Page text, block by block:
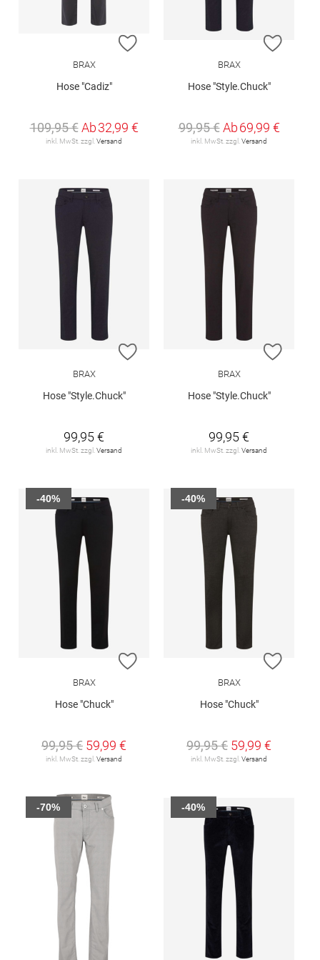
ZUR WUNSCHLISTE HINZUFÜGEN
BRAX
Hose "Cadiz"
109,95 € Ab32,99 €
inkl. MwSt. zzgl. Versand
ZUR
BRAX
Hose "Style.Chuck"
99,95 € Ab69,99 €
inkl. MwSt. zzgl. Versand
ZUR WUNSCHLISTE HINZUFÜGEN
BRAX
Hose "Style.Chuck"
99,95 €
inkl. MwSt. zzgl. Versand
ZUR
BRAX
Hose "Style.Chuck"
99,95 €
inkl. MwSt. zzgl. Versand
ZUR WUNSCHLISTE HINZUFÜGEN
BRAX
Hose "Chuck"
99,95 € 59,99 €
inkl. MwSt. zzgl.Versand
-40%
ZUR
BRAX
Hose "Chuck"
99,95 € 59,99 €
inkl. MwSt. zzgl.Versand
-40%
-70% -40%